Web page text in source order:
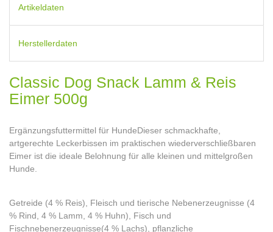
Artikeldaten
Herstellerdaten
Classic Dog Snack Lamm & Reis
Eimer 500g
Ergänzungsfuttermittel für HundeDieser schmackhafte,
artgerechte Leckerbissen im praktischen wiederverschließbaren
Eimer ist die ideale Belohnung für alle kleinen und mittelgroßen
Hunde.
Getreide (4 % Reis), Fleisch und tierische Nebenerzeugnisse (4
% Rind, 4 % Lamm, 4 % Huhn), Fisch und
Fischnebenerzeugnisse(4 % Lachs), pflanzliche